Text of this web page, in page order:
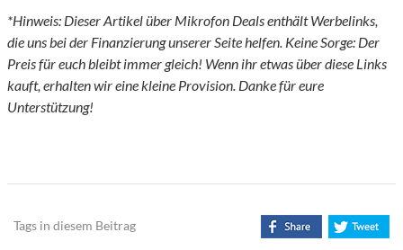
*Hinweis: Dieser Artikel über Mikrofon Deals enthält Werbelinks,
die uns bei der Finanzierung unserer Seite helfen. Keine Sorge: Der
Preis für euch bleibt immer gleich! Wenn ihr etwas über diese Links
kauft, erhalten wir eine kleine Provision. Danke für eure
Unterstützung!
Tags in diesem Beitrag